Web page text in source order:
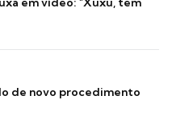
de novo procedimento